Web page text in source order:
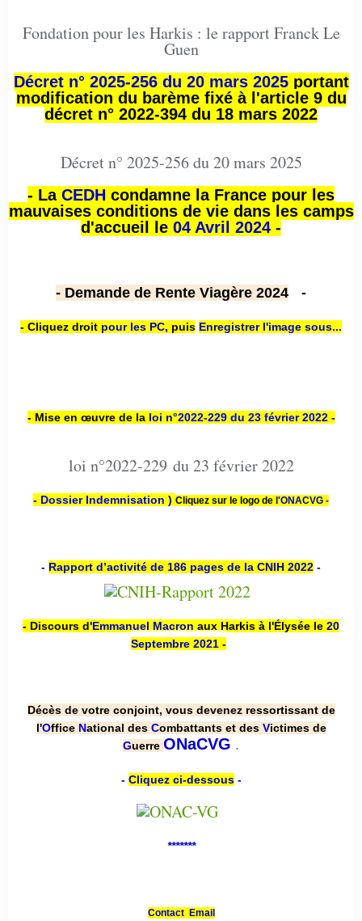
Fondation pour les Harkis : le rapport Franck Le
Guen
Décret n° 2025-256 du 20 mars 2025portant
modification du barème fixé à l'article 9 du
décret n° 2022-394 du 18 mars 2022
Décret n° 2025-256 du 20 mars 2025
- La CEDH condamne la France pour les
mauvaises conditions de vie dans les camps
d'accueil le 04 Avril 2024 -
- Demande de Rente Viagère 2024 -
- Cliquez droit pour les PC, puis Enregistrer l'image sous...
- Mise en œuvre de la loi n°2022-229 du 23 février 2022 -
loi n°2022-229 du 23 février 2022
- Dossier Indemnisation ) Cliquez sur le logo de l'ONACVG -
- Rapport d’activité de 186 pages de la CNIH 2022 -
- Discours d'Emmanuel Macron aux Harkis à l'Élysée le 20
Septembre 2021 -
Décès de votre conjoint, vous devenez ressortissant de
l'Office National des Combattants et des Victimes de
Guerre ONaCVG .
- Cliquez ci-dessous-
*******
Contact Email